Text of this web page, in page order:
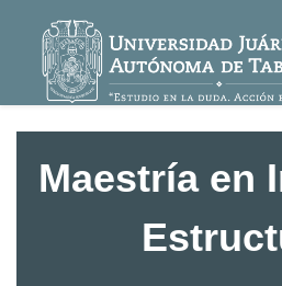
Maestría en